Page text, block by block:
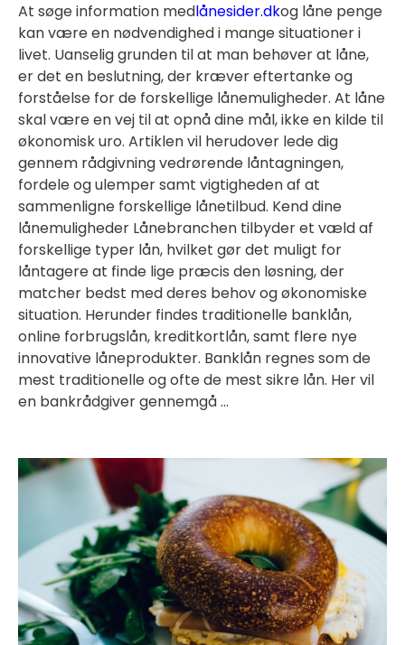
At søge information medlånesider.dkog låne penge
kan være en nødvendighed i mange situationer i
livet. Uanselig grunden til at man behøver at låne,
er det en beslutning, der kræver eftertanke og
forståelse for de forskellige lånemuligheder. At låne
skal være en vej til at opnå dine mål, ikke en kilde til
økonomisk uro. Artiklen vil herudover lede dig
gennem rådgivning vedrørende låntagningen,
fordele og ulemper samt vigtigheden af at
sammenligne forskellige lånetilbud. Kend dine
lånemuligheder Lånebranchen tilbyder et væld af
forskellige typer lån, hvilket gør det muligt for
låntagere at finde lige præcis den løsning, der
matcher bedst med deres behov og økonomiske
situation. Herunder findes traditionelle banklån,
online forbrugslån, kreditkortlån, samt flere nye
innovative låneprodukter. Banklån regnes som de
mest traditionelle og ofte de mest sikre lån. Her vil
en bankrådgiver gennemgå ...